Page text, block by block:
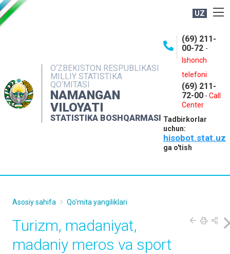
UZ
O‘ZBEKISTON RESPUBLIKASI
MILLIY STATISTIKA
QO‘MITASI
NAMANGAN
VILOYATI
STATISTIKA BOSHQARMASI
(69) 211-
00-72 -
Ishonch
telefoni
(69) 211-
72-00 - Call
Center
Tadbirkorlar
uchun:
hisobot.stat.uz
ga o'tish
NASHRLAR
INTERAKTIV XIZMATLAR
MATBUOT XIZMATI
MUROJAATLAR
Asosiy sahifa Qo'mita yangiliklari
Turizm, madaniyat,
madaniy meros va sport